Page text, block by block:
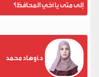
إلى متى يا أخي المحافظ؟
د.أوهاد محمد